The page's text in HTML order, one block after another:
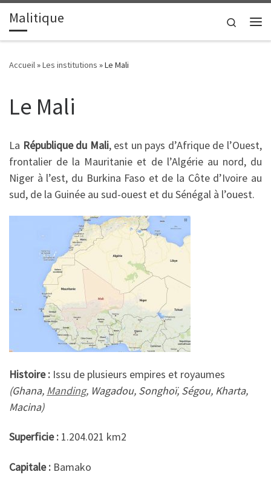
Passer au contenu
Malitique
Search
Accueil»Les institutions »Le Mali
Le Mali
La République du Mali, est un pays d’Afrique de l’Ouest,
frontalier de la Mauritanie et de l’Algérie au nord, du
Niger à l’est, du Burkina Faso et de la Côte d’Ivoire au
sud, de la Guinée au sud-ouest et du Sénégal à l’ouest.
Histoire : Issu de plusieurs empires et royaumes
(Ghana, Manding, Wagadou, Songhoï, Ségou, Kharta,
Macina)
Superficie : 1.204.021 km2
Capitale : Bamako